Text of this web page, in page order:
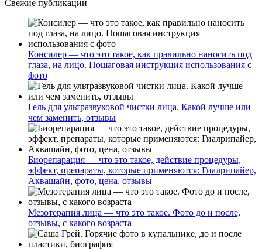
Свежие публикации
Консилер — что это такое, как правильно наносить под
глаза, на лицо. Пошаговая инструкция использования с
фото
Гель для ультразвуковой чистки лица. Какой лучше или
чем заменить, отзывы
Биорепарация — что это такое, действие процедуры,
эффект, препараты, которые применяются: Гиалрипайер,
Аквашайн, фото, цена, отзывы
Мезотерапия лица — что это такое. Фото до и после,
отзывы, с какого возраста